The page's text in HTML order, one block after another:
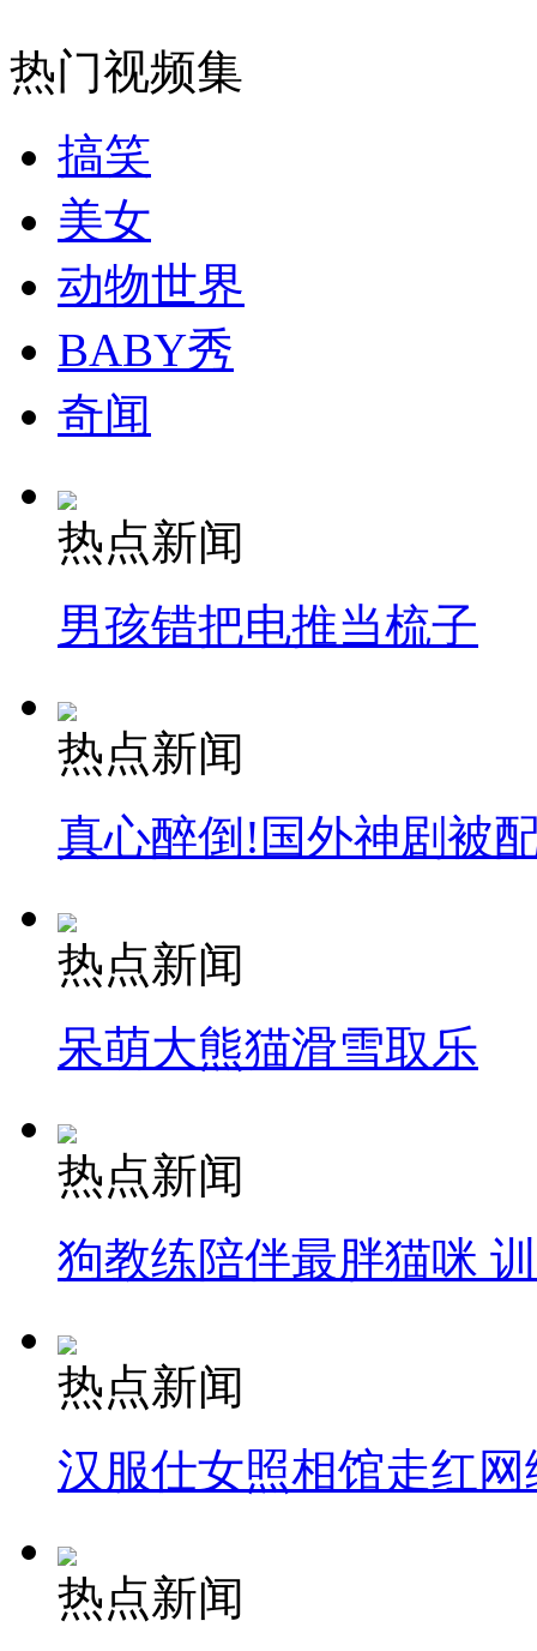
消防员救轻生者 花炮节热闹非凡
纽约上演“枕头大战”
司机酒驾遇交警 急速倒车逃窜
热门视频集
搞笑
美女
动物世界
BABY秀
奇闻
热点新闻
男孩错把电推当梳子
热点新闻
真心醉倒!国外神剧被
热点新闻
呆萌大熊猫滑雪取乐
热点新闻
狗教练陪伴最胖猫咪
热点新闻
汉服仕女照相馆走红网
热点新闻